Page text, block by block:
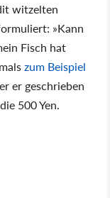
witzelten
»Kann
Fisch hat
zum Beispiel
er geschrieben
500 Yen.